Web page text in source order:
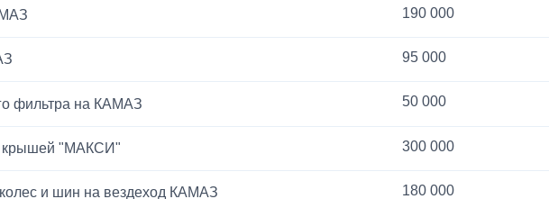
190 000
95 000
фильтра на КАМАЗ 50 000
крышей "МАКСИ" 300 000
и шин на вездеход КАМАЗ 180 000